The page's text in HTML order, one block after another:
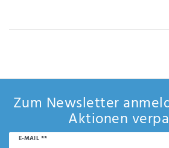
Hiermit
Zum Newsletter
Aktionen
E-MAIL **
Newsletter